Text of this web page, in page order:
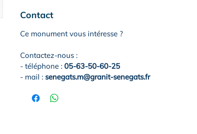
Contact
Ce monument vous intéresse ?
Contactez-nous :
- téléphone : 05-63-50-60-25
- mail : senegats.m@granit-senegats.fr